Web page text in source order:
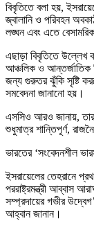
বিবৃতিতে বলা হয়,
জ্বালানি ও পরিবহন
লঙ্ঘন এবং এতে
এছাড়া বিবৃতিতে উল্লেখ
আঞ্চলিক ও আন্তর্জাতিক
জন্য গুরুতর ঝুঁকি সৃষ্টি
সমবেদনা জানানো হয়।
এসসিও আরও জানায়,
শুধুমাত্র শান্তিপূর্ণ,
ভারতের ‘সংবেদনশীল
ইসরায়েলের তেহরানে
পররাষ্ট্রমন্ত্রী আব্বাস
সম্প্রদায়ের গভীর
আহ্বান জানান।